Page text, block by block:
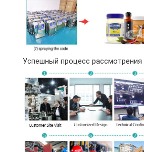
Успешный процесс рассмотрения